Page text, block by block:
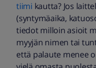
tiimi kautta? Jos
(syntymäaika,
tiedot milloin asioit
myyjän nimen tai
että palaute menee